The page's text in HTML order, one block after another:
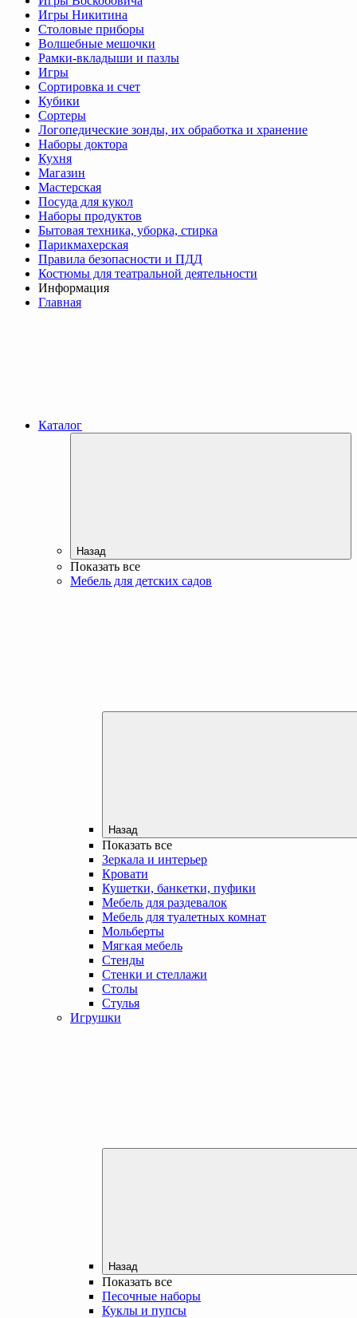
Игры Никитина
Столовые приборы
Волшебные мешочки
Рамки-вкладыши и пазлы
Игры
Сортировка и счет
Кубики
Сортеры
Логопедические зонды, их обработка и хранение
Наборы доктора
Кухня
Магазин
Мастерская
Посуда для кукол
Наборы продуктов
Бытовая техника, уборка, стирка
Парикмахерская
Правила безопасности и ПДД
Костюмы для театральной деятельности
Информация
Главная
Каталог
Назад
Показать все
Мебель для детских садов
Назад
Показать все
Зеркала и интерьер
Кровати
Кушетки, банкетки, пуфики
Мебель для раздевалок
Мебель для туалетных комнат
Мольберты
Мягкая мебель
Стенды
Стенки и стеллажи
Столы
Стулья
Игрушки
Назад
Показать все
Песочные наборы
Куклы и пупсы